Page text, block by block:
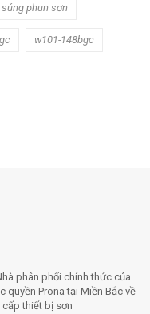
phun sơn
w101-148bgc
phân phối chính thức của
quyền Prona tại Miền Bắc về
thiết bị sơn